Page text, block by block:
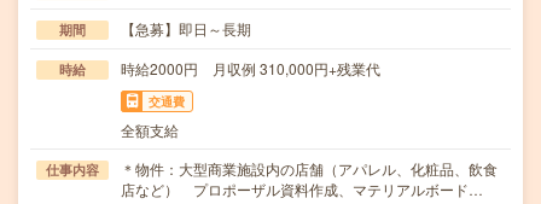
期間 【急募】即日～長期
時給 時給2000円 月収例 310,000円+残業代
交通費
全額支給
仕事内容
＊物件：大型商業施設内の店舗（アパレル、化粧品、飲食
店など） プロポーザル資料作成、マテリアルボード…